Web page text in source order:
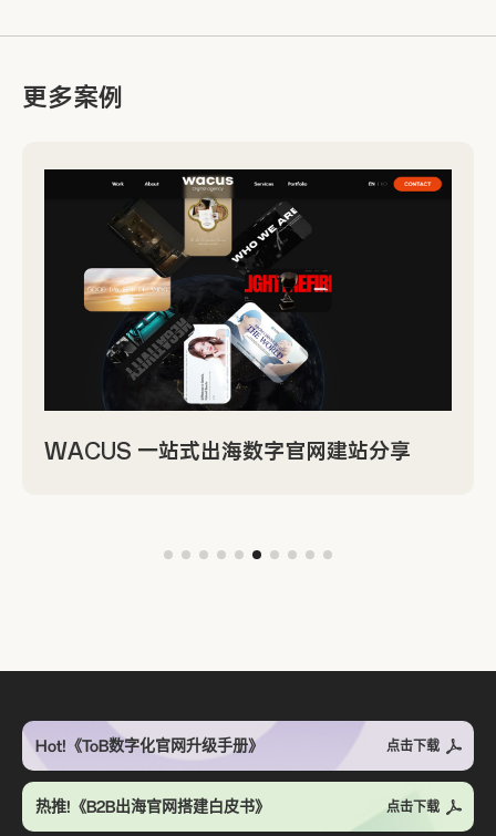
更多案例
WACUS 一站式出海数字官网建站分享
Hot!《ToB数字化官网升级手册》 点击下载
热推!《B2B出海官网搭建白皮书》 点击下载